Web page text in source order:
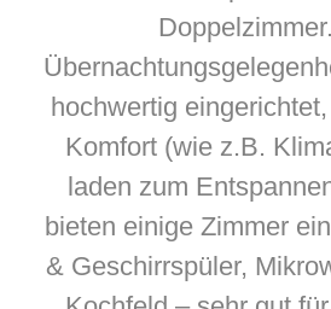
hochwertig
Komfort (wie z.B.
laden zum
bieten einige Zimmer
& Geschirrspüler,